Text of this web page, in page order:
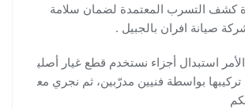
كشف التسرب المعتمدة لضمان سلامة
صيانة افران بالجبيل .
الأمر استبدال أجزاء نستخدم قطع غيار أصلي
بواسطة فنيين مدرّبين، ثم نجري مع